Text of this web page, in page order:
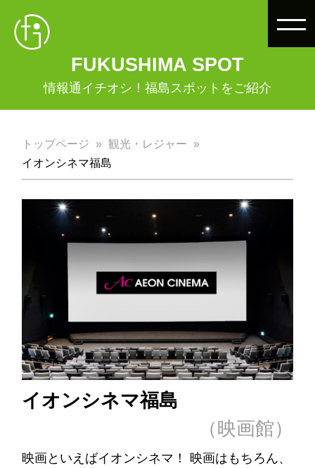
FUKUSHIMA SPOT
情報通イチオシ！福島スポットをご紹介
トップページ
観光・レジャー
イオンシネマ福島
イオンシネマ福島
（映画館）
映画といえばイオンシネマ！ 映画はもちろん、